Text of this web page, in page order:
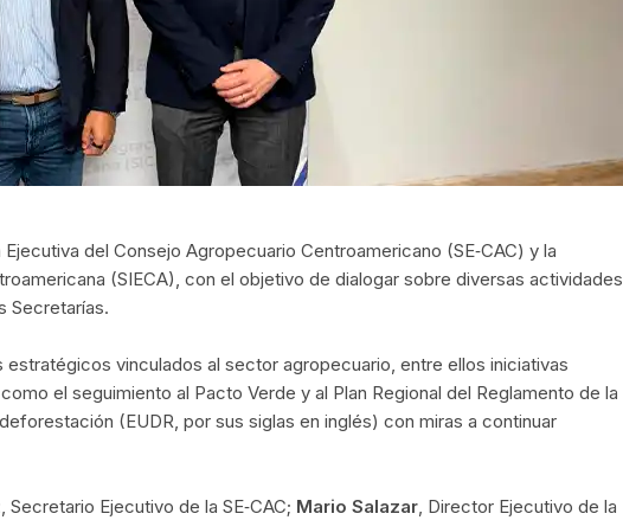
del Consejo Agropecuario Centroamericano (SE‑CAC) y la
(SIECA), con el objetivo de dialogar sobre diversas actividades
Secretarías.
vinculados al sector agropecuario, entre ellos iniciativas
el seguimiento al Pacto Verde y al Plan Regional del Reglamento de la
(EUDR, por sus siglas en inglés) con miras a continuar
, Secretario Ejecutivo de la SE‑CAC; Mario Salazar, Director Ejecutivo de la